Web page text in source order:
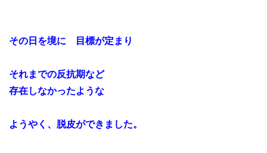
その日を境に 目標が定まり
それまでの反抗期など
存在しなかったような
ようやく、脱皮ができました。